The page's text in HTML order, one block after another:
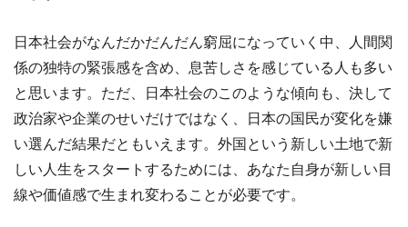
日本社会がなんだかだんだん窮屈になっていく中、人間関
係の独特の緊張感を含め、息苦しさを感じている人も多い
と思います。ただ、日本社会のこのような傾向も、決して
政治家や企業のせいだけではなく、日本の国民が変化を嫌
い選んだ結果だともいえます。外国という新しい土地で新
しい人生をスタートするためには、あなた自身が新しい目
線や価値感で生まれ変わることが必要です。